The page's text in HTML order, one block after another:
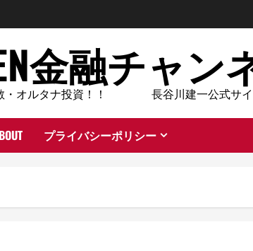
金融チャン
・オルタナ投資！！ 長谷川建一公式サ
プライバシーポリシー